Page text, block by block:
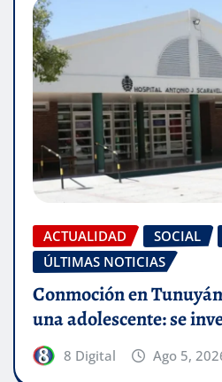
ACTUALIDAD SOCIAL
ÚLTIMAS NOTICIAS
Conmoción en
una adolescente: se
8 Digital Ago 5,